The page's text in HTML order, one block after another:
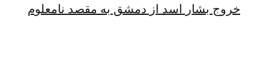
خروج بشار اسد از دمشق به مقصد نامعلوم